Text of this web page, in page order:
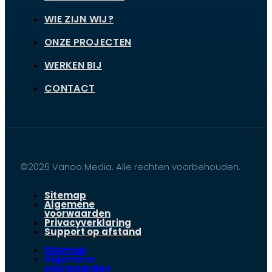
WIE ZIJN WIJ?
ONZE PROJECTEN
WERKEN BIJ
CONTACT
©2026 Vanoo Media. Alle rechten voorbehouden.
Sitemap
Algemene
voorwaarden
Privacyverklaring
Support op afstand
Sitemap
Algemene
voorwaarden